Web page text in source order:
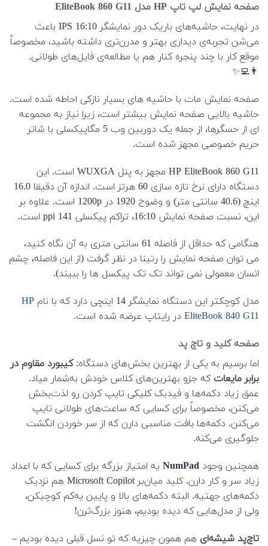
صفحه نمایش لپ تاپ HP مدل EliteBook 860 G11
در نهایت، حاشیه‌های باریک دور نمایشگر 16:10 IPS باعث
می‌شن تجربه‌ی دیداری بهتر و مدرن‌تری داشته باشید، مخصوصاً
موقع کار با چند پنجره کنار هم یا مطالعه‌ی فایل‌های طولانی.
👨‍💻✨
صفحه نمایش مات با حاشیه های بسیار نازکی احاطه شده است.
حاشیه بالایی صفحه نمایش بیشتر است، زیرا نیاز به مجموعه
ای از حسگرها، از جمله یک دوربین وب 5 مگاپیکسلی با شاتر
حریم خصوصی مجهز شده است.
HP EliteBook 860 G11 مجهز به پنل WUXGA است. این
دستگاه دارای نرخ تازه سازی 60 هرتز است. اندازه آن دقیقا 16.0
اینچ (40.6 سانتی متر) و وضوح 1920 در 1200p است. علاوه بر
این، نسبت صفحه نمایش 16:10، تراکم پیکسلی 141 ppi است.
هنگامی که حداقل از فاصله 61 سانتی متری به آن نگاه کنید،
می توان صفحه نمایش را رتینا در نظر گرفت (از این فاصله، چشم
انسان معمولی نمی تواند تک تک پیکسل ها را ببیند).
مدل کوچکتر این دستگاه نمایشگر 14 اینچی دارد که با نام
HP
EliteBook 840 G11 در رایتاپ عرضه شده است.
صفحه کلید و تاچ پد
اما برسیم به یکی از بهترین بخش‌های دستگاه:کیبورد مقاوم در
برابر مایعات که جزو بهترین‌های کلاس خودش به‌شمار میاد.
عمق زیاد دکمه‌ها و فیدبک کلیکی تایپ کردن رو لذت‌بخش
می‌کنن، مخصوصاً برای کسایی که ساعت‌های طولانی تایپ
می‌کنن. دکمه‌ها بافت مناسبی دارن که از سر خوردن انگشت
جلوگیری می‌کنه.
همچنین وجود NumPad یه امتیاز بزرگه برای کسایی که با اعداد
زیاد سر و کار دارن. کلید میان‌بر Microsoft Copilot هم نزدیک
دکمه‌های جهتیه. البته دکمه‌های بالا و پایین یه‌کم کوچیکن،
ولی از مدل‌هایی که دیده بودیم، هنوز بزرگ‌ترن!
تاچ‌پد شیشه‌ای هم همون چیزیه که تو نسل قبلی دیده بودیم –